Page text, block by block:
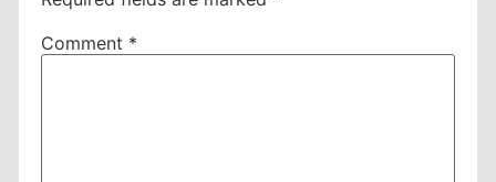
Comment *